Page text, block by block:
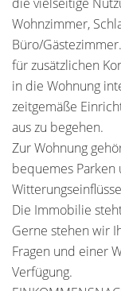
Wohnzimmer,
Büro/
für zusätzlichen
in die Wohnung
zeitgemäße
aus zu begehen.
Zur Wohnung
bequemes Parken
Die Immobilie
Gerne stehen wir
Fragen und einer
Verfügung.